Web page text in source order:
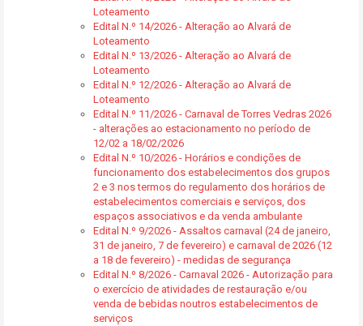
Loteamento
Edital N.º 14/2026 - Alteração ao Alvará de
Loteamento
Edital N.º 13/2026 - Alteração ao Alvará de
Loteamento
Edital N.º 12/2026 - Alteração ao Alvará de
Loteamento
Edital N.º 11/2026 - Carnaval de Torres Vedras 2026
- alterações ao estacionamento no período de
12/02 a 18/02/2026
Edital N.º 10/2026 - Horários e condições de
funcionamento dos estabelecimentos dos grupos
2 e 3 nos termos do regulamento dos horários de
estabelecimentos comerciais e serviços, dos
espaços associativos e da venda ambulante
Edital N.º 9/2026 - Assaltos carnaval (24 de janeiro,
31 de janeiro, 7 de fevereiro) e carnaval de 2026 (12
a 18 de fevereiro) - medidas de segurança
Edital N.º 8/2026 - Carnaval 2026 - Autorização para
o exercício de atividades de restauração e/ou
venda de bebidas noutros estabelecimentos de
serviços